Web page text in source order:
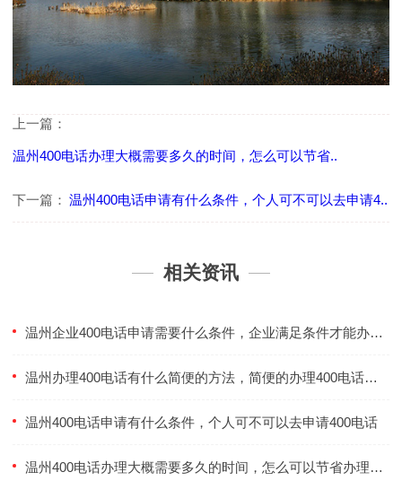
上一篇：
温州400电话办理大概需要多久的时间，怎么可以节省..
下一篇： 温州400电话申请有什么条件，个人可不可以去申请4..
相关资讯
温州企业400电话申请需要什么条件，企业满足条件才能办理400电话吗
温州办理400电话有什么简便的方法，简便的办理400电话方法有几种
温州400电话申请有什么条件，个人可不可以去申请400电话
温州400电话办理大概需要多久的时间，怎么可以节省办理400电话的时间